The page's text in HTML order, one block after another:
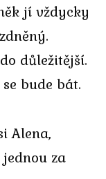
jí vždycky
důležitější.
bude bát.
Alena,
za